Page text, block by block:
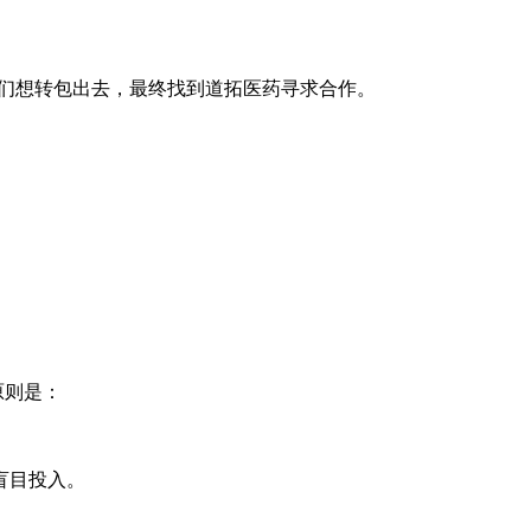
转包出去，最终找到道拓医药寻求合作。
是：
投入。